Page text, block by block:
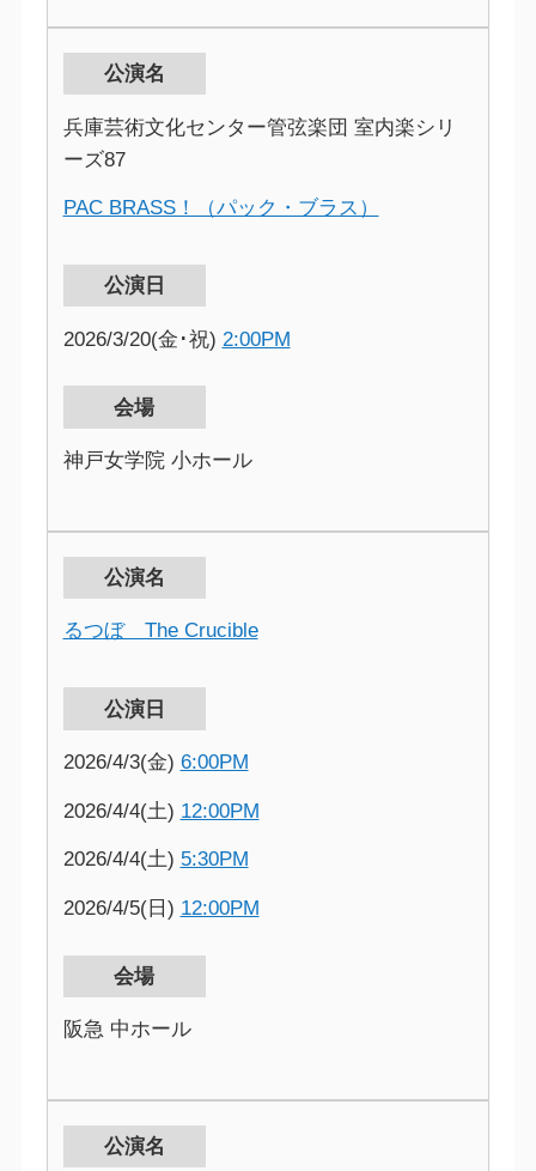
公演名
兵庫芸術文化センター管弦楽団 室内楽シリ
ーズ87
PAC BRASS！（パック・ブラス）
公演日
2026/3/20(金･祝) 2:00PM
会場
神戸女学院 小ホール
公演名
るつぼ The Crucible
公演日
2026/4/3(金) 6:00PM
2026/4/4(土) 12:00PM
2026/4/4(土) 5:30PM
2026/4/5(日) 12:00PM
会場
阪急 中ホール
公演名